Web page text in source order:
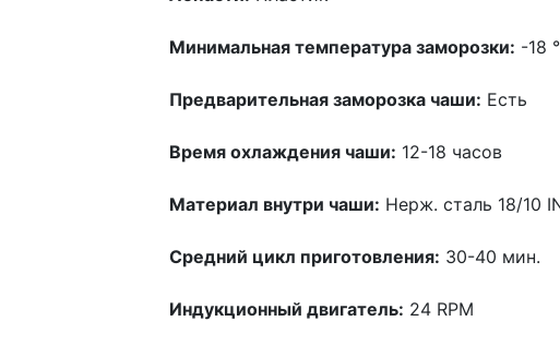
Минимальная температура заморозки: -18
Предварительная заморозка чаши: Есть
Время охлаждения чаши: 12-18 часов
Материал внутри чаши: Нерж. сталь 18/10
Средний цикл приготовления: 30-40 мин.
Индукционный двигатель: 24 RPM